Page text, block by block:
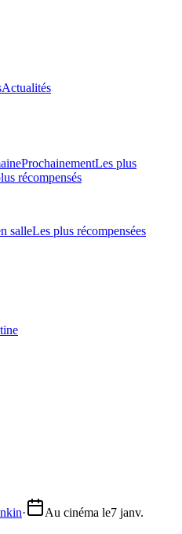
Actualités
ProchainementLes plus
récompensés
salleLes plus récompensées
· Au cinéma le7 janv.